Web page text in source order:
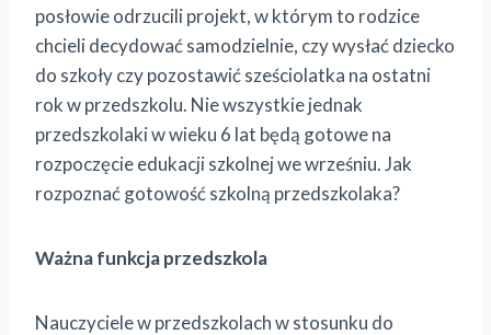
posłowie odrzucili projekt, w którym to rodzice
chcieli decydować samodzielnie, czy wysłać dziecko
do szkoły czy pozostawić sześciolatka na ostatni
rok w przedszkolu. Nie wszystkie jednak
przedszkolaki w wieku 6 lat będą gotowe na
rozpoczęcie edukacji szkolnej we wrześniu. Jak
rozpoznać gotowość szkolną przedszkolaka?
Ważna funkcja przedszkola
Nauczyciele w przedszkolach w stosunku do